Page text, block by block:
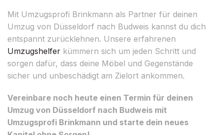
Mit Umzugsprofi Brinkmann als Partner für deinen
Umzug von Düsseldorf nach Budweis kannst du dich
entspannt zurücklehnen. Unsere erfahrenen
Umzugshelfer kümmern sich um jeden Schritt und
sorgen dafür, dass deine Möbel und Gegenstände
sicher und unbeschädigt am Zielort ankommen.
Vereinbare noch heute einen Termin für deinen
Umzug von Düsseldorf nach Budweis mit
Umzugsprofi Brinkmann und starte dein neues